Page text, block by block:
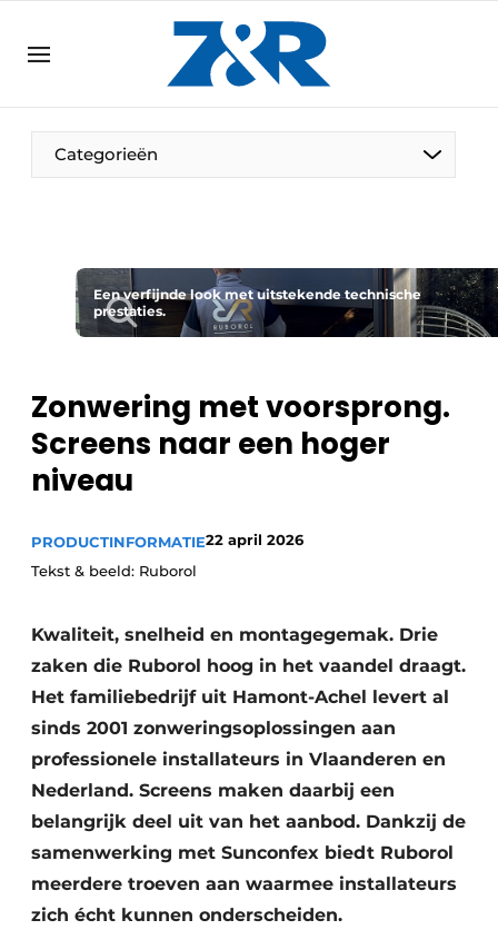
DE EN
NL
Categorieën
Een verfijnde look met uitstekende technische
prestaties.
Zonwering met voorsprong.
Screens naar een hoger
niveau
PRODUCTINFORMATIE22 april 2026
Tekst & beeld: Ruborol
Kwaliteit, snelheid en montagegemak. Drie
zaken die Ruborol hoog in het vaandel draagt.
Het familiebedrijf uit Hamont-Achel levert al
sinds 2001 zonweringsoplossingen aan
professionele installateurs in Vlaanderen en
Nederland. Screens maken daarbij een
belangrijk deel uit van het aanbod. Dankzij de
samenwerking met Sunconfex biedt Ruborol
meerdere troeven aan waarmee installateurs
zich écht kunnen onderscheiden.